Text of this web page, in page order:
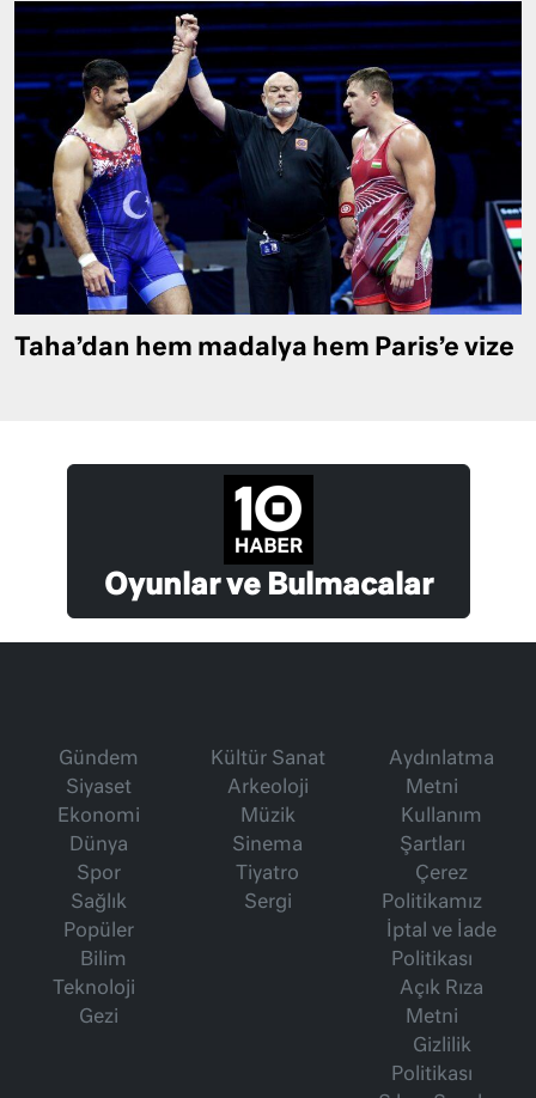
Taha’dan hem madalya hem Paris’e vize
Oyunlar ve Bulmacalar
Gündem
Siyaset
Ekonomi
Dünya
Spor
Sağlık
Popüler
Bilim
Teknoloji
Gezi
Kültür Sanat
Arkeoloji
Müzik
Sinema
Tiyatro
Sergi
Aydınlatma
Metni
Kullanım
Şartları
Çerez
Politikamız
İptal ve İade
Politikası
Açık Rıza
Metni
Gizlilik
Politikası